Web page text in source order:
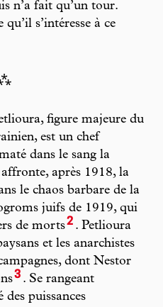
n’a fait qu’un tour.
s’intéresse à ce
figure majeure du
est un chef
dans le sang la
après 1918, la
le chaos barbare de la
juifs de 1919, qui
de morts2 . Petlioura
et les anarchistes
dont Nestor
3 . Se rangeant
puissances